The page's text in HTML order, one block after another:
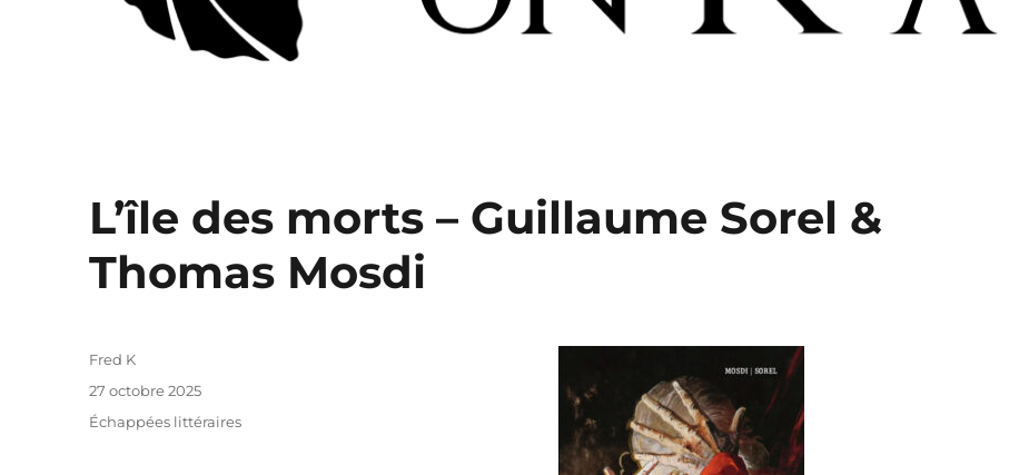
L’île des morts – Guillaume Sorel &
Thomas Mosdi
Auteur
Fred K
Publié
le
27 octobre 2025
Catégories
Échappées littéraires